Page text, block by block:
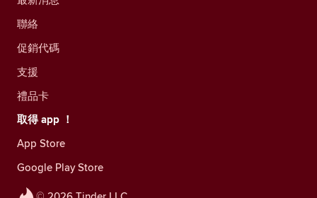
聯絡
促銷代碼
支援
禮品卡
取得 app ！
App Store
Google Play Store